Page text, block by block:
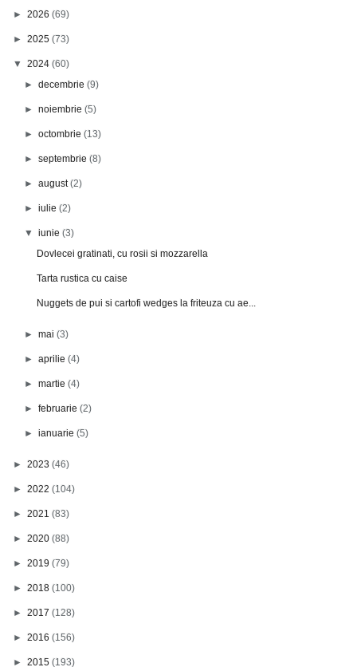
► 2026 (69)
► 2025 (73)
▼ 2024 (60)
►decembrie(9)
►noiembrie(5)
►octombrie(13)
►septembrie(8)
►august(2)
►iulie(2)
▼iunie(3)
Dovlecei gratinati, cu rosii si mozzarella
Tarta rustica cu caise
Nuggets de pui si cartofi wedges la friteuza cu ae...
►mai(3)
►aprilie(4)
►martie(4)
►februarie(2)
►ianuarie(5)
► 2023 (46)
► 2022 (104)
► 2021 (83)
► 2020 (88)
► 2019 (79)
► 2018 (100)
► 2017 (128)
► 2016 (156)
► 2015 (193)